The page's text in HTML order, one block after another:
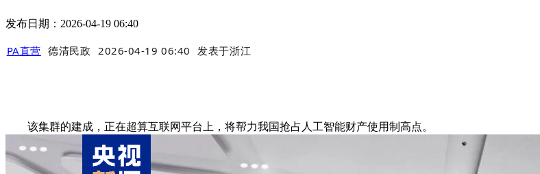
发布日期：2026-04-19 06:40
PA直营 德清民政 2026-04-19 06:40 发表于浙江
该集群的建成，正在超算互联网平台上，将帮力我国抢占人工智能财产使用制高点。